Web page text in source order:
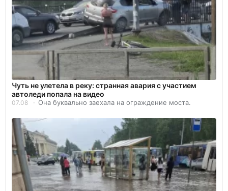
Чуть не улетела в реку: странная авария с участием
автоледи попала на видео
07.08 Она буквально заехала на ограждение моста.